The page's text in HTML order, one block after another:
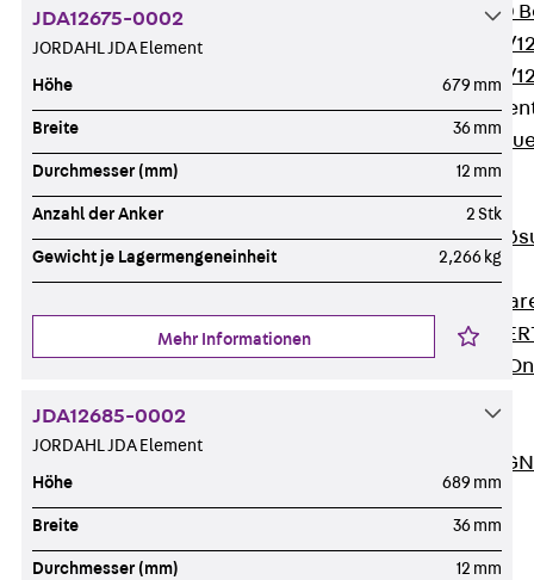
ISOPRO® 120
ISOPRO® 80/
ISOPRO® 80/
Zurück
ISOMUR®
Digitale Lösungen
Zurück Digitale
JORDAHL®
JORDAHL® JVB
FERBOX®-
CAD und BIM
Services
JDA12675-0002
JORDAHL JDA Element
Höhe 679 mm
Breite 36 mm
Durchmesser (mm) 12 mm
Anzahl der Anker 2 Stk
Gewicht je Lagermengeneinheit 2,266 kg
Mehr Informationen
JDA12685-0002
JORDAHL JDA Element
Höhe 689 mm
Breite 36 mm
Durchmesser (mm) 12 mm